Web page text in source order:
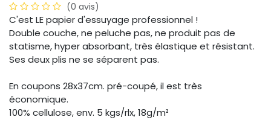
(0 avis)
C'est LE papier d'essuyage professionnel !
Double couche, ne peluche pas, ne produit pas de
statisme, hyper absorbant, très élastique et résistant.
Ses deux plis ne se séparent pas.
En coupons 28x37cm. pré-coupé, il est très
économique.
100% cellulose, env. 5 kgs/rlx, 18g/m²